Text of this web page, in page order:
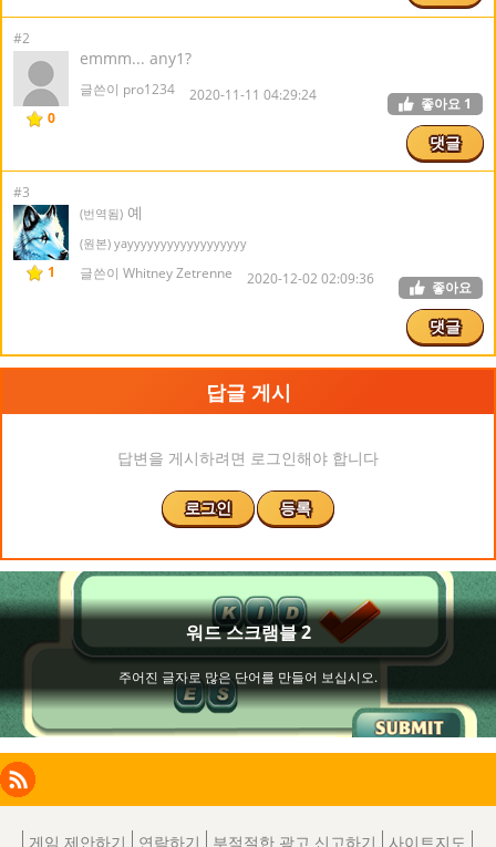
#2
0
emmm... any1?
글쓴이 pro1234 2020-11-11 04:29:24 좋아요 1
댓글
#3
1
(번역됨) 예
(원본) yayyyyyyyyyyyyyyyyyy
글쓴이 Whitney Zetrenne 2020-12-02 02:09:36 좋아요
댓글
답글 게시
답변을 게시하려면 로그인해야 합니다
로그인 등록
Facebook
Instagram
X
LinkedIn
RSS
게임 제안하기 연락하기 부적절한 광고 신고하기 사이트지도